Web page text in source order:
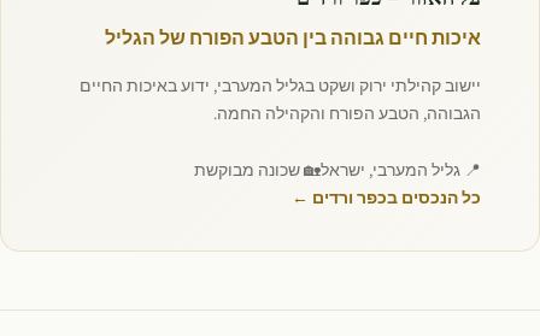
איכות חיים גבוהה בין הטבע הפורח של הגליל
יישוב קהילתי ירוק ושקט בגליל המערבי, ידוע באיכות החיים
הגבוהה, הטבע הפורח והקהילה החמה.
📍 גליל המערבי, ישראל🏡 שכונה מבוקשת
כל הנכסים בכפר ורדים ←